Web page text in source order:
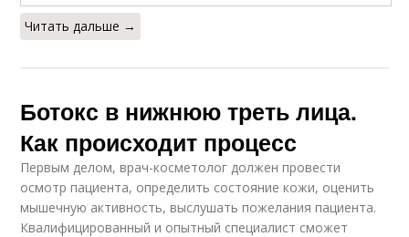
Читать дальше →
Ботокс в нижнюю треть лица.
Как происходит процесс
Первым делом, врач-косметолог должен провести
осмотр пациента, определить состояние кожи, оценить
мышечную активность, выслушать пожелания пациента.
Квалифицированный и опытный специалист сможет